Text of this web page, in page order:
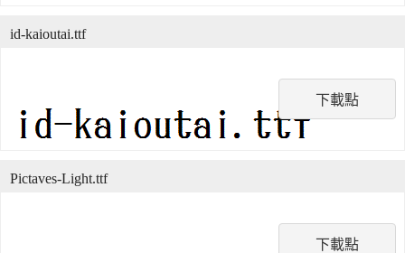
下載點
id-kaioutai.ttf
下載點
Pictaves-Light.ttf